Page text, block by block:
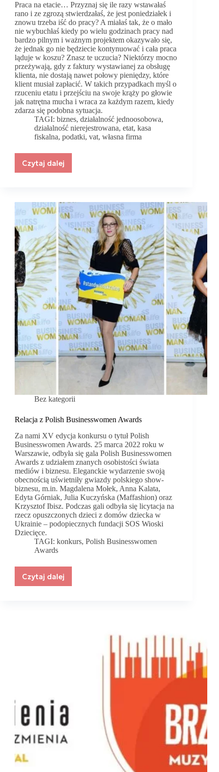
Praca na etacie… Przyznaj się ile razy wstawałaś
rano i ze zgrozą stwierdzałaś, że jest poniedziałek i
znowu trzeba iść do pracy? A miałaś tak, że o mało
nie wybuchłaś kiedy po wielu godzinach pracy nad
bardzo pilnym i ważnym projektem okazywało się,
że jednak go nie będziecie kontynuować i cała praca
ląduje w koszu? Znasz te uczucia? Niektórzy mocno
przeżywają, gdy z faktury wystawianej za obsługę
klienta, nie dostają nawet połowy pieniędzy, które
klient musiał zapłacić. W takich przypadkach myśl o
rzuceniu etatu i przejściu na swoje krąży po głowie
jak natrętna mucha i wraca za każdym razem, kiedy
zdarza się podobna sytuacja.
TAGI: biznes,działalność jednoosobowa,
działalność nierejestrowana, etat, kasa
fiskalna, podatki, vat, własna firma
Czytaj dalej
Jak
w
korporacji
własnego
biznesu?
Porady
ekspertki.
Bez kategorii
Relacja z Polish Businesswomen Awards
Za nami XV edycja konkursu o tytuł Polish
Businesswomen Awards. 25 marca 2022 roku w
Warszawie, odbyła się gala Polish Businesswomen
Awards z udziałem znanych osobistości świata
mediów i biznesu. Eleganckie wydarzenie swoją
obecnością uświetniły gwiazdy polskiego show-
biznesu, m.in. Magdalena Mołek, Anna Kalata,
Edyta Górniak, Julia Kuczyńska (Maffashion) oraz
Krzysztof Ibisz. Podczas gali odbyła się licytacja na
rzecz opuszczonych dzieci z domów dziecka w
Ukrainie – podopiecznych fundacji SOS Wioski
Dziecięce.
TAGI: konkurs,Polish Businesswomen
Awards
Czytaj dalej
Relacja